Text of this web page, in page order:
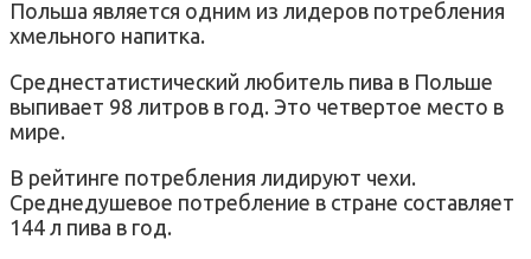
Польша является одним из лидеров потребления
хмельного напитка.
Среднестатистический любитель пива в Польше
выпивает 98 литров в год. Это четвертое место в
мире.
В рейтинге потребления лидируют чехи.
Среднедушевое потребление в стране составляет
144 л пива в год.